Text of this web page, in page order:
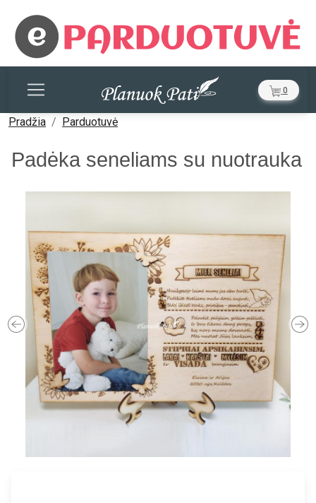
0
Pradžia Parduotuvė
Padėka seneliams su nuotrauka
Previous